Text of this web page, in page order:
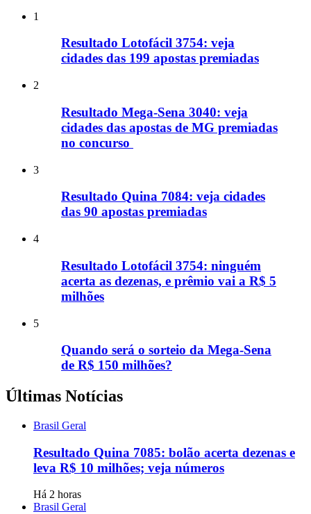
1
Resultado Lotofácil 3754: veja
cidades das 199 apostas premiadas
2
Resultado Mega-Sena 3040: veja
cidades das apostas de MG premiadas
no concurso
3
Resultado Quina 7084: veja cidades
das 90 apostas premiadas
4
Resultado Lotofácil 3754: ninguém
acerta as dezenas, e prêmio vai a R$ 5
milhões
5
Quando será o sorteio da Mega-Sena
de R$ 150 milhões?
Últimas Notícias
Brasil Geral
Resultado Quina 7085: bolão acerta dezenas e
leva R$ 10 milhões; veja números
Há 2 horas
Brasil Geral